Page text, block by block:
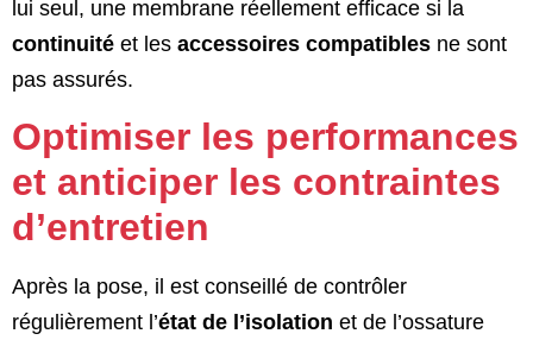
lui seul, une membrane réellement efficace si la
continuité et les accessoires compatibles ne sont
pas assurés.
Optimiser les performances
et anticiper les contraintes
d’entretien
Après la pose, il est conseillé de contrôler
régulièrement l’état de l’isolation et de l’ossature